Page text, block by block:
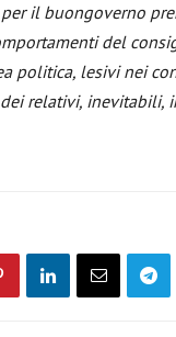
per il buongoverno
del
politica, lesivi nei
relativi, inevitabili,